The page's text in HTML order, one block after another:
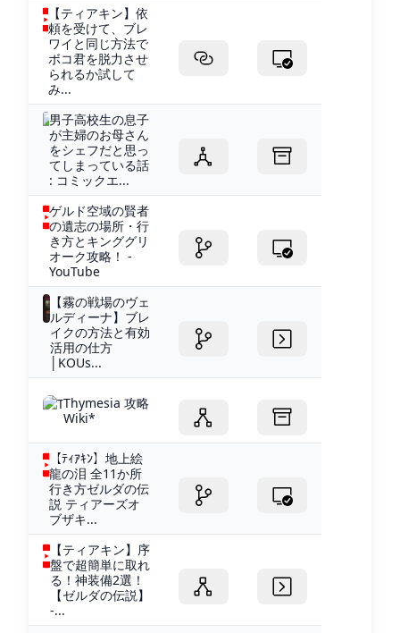
【ティアキン】依
頼を受けて、ブレ
ワイと同じ方法で
ボコ君を脱力させ
られるか試して
み...
男子高校生の息子
が主婦のお母さん
をシェフだと思っ
てしまっている話
: コミックエ...
ゲルド空域の賢者
の遺志の場所・行
き方とキンググリ
オーク攻略！ -
YouTube
【霧の戦場のヴェ
ルディーナ】ブレ
イクの方法と有効
活用の仕方
│KOUs...
Thymesia 攻略
Wiki*
【ﾃｨｱｷﾝ】地上絵
龍の泪 全11か所
行き方ゼルダの伝
説 ティアーズオ
ブザキ...
【ティアキン】序
盤で超簡単に取れ
る！神装備2選！
【ゼルダの伝説】
-...